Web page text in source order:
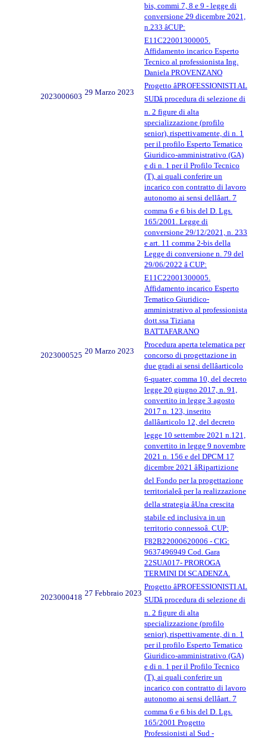
bis, commi 7, 8 e 9 - legge di
conversione 29 dicembre 2021,
n.233 âCUP:
E11C22001300005.
Affidamento incarico Esperto
Tecnico al professionista Ing.
Daniela PROVENZANO
2023000603 29 Marzo 2023
Progetto âPROFESSIONISTI AL
SUDâ procedura di selezione di
n. 2 figure di alta
specializzazione (profilo
senior), rispettivamente, di n. 1
per il profilo Esperto Tematico
Giuridico-amministrativo (GA)
e di n. 1 per il Profilo Tecnico
(T), ai quali conferire un
incarico con contratto di lavoro
autonomo ai sensi dellâart. 7
comma 6 e 6 bis del D. Lgs.
165/2001. Legge di
conversione 29/12/2021, n. 233
e art. 11 comma 2-bis della
Legge di conversione n. 79 del
29/06/2022 â CUP:
E11C22001300005.
Affidamento incarico Esperto
Tematico Giuridico-
amministrativo al professionista
dott.ssa Tiziana
BATTAFARANO
2023000525 20 Marzo 2023
Procedura aperta telematica per
concorso di progettazione in
due gradi ai sensi dellâarticolo
6-quater, comma 10, del decreto
legge 20 giugno 2017, n. 91,
convertito in legge 3 agosto
2017 n. 123, inserito
dallâarticolo 12, del decreto
legge 10 settembre 2021 n.121,
convertito in legge 9 novembre
2021 n. 156 e del DPCM 17
dicembre 2021 âRipartizione
del Fondo per la progettazione
territorialeâ per la realizzazione
della strategia âUna crescita
stabile ed inclusiva in un
territorio connessoâ. CUP:
F82B22000620006 - CIG:
9637496949 Cod. Gara
22SUA017- PROROGA
TERMINI DI SCADENZA.
2023000418 27 Febbraio 2023
Progetto âPROFESSIONISTI AL
SUDâ procedura di selezione di
n. 2 figure di alta
specializzazione (profilo
senior), rispettivamente, di n. 1
per il profilo Esperto Tematico
Giuridico-amministrativo (GA)
e di n. 1 per il Profilo Tecnico
(T), ai quali conferire un
incarico con contratto di lavoro
autonomo ai sensi dellâart. 7
comma 6 e 6 bis del D. Lgs.
165/2001 Progetto
Professionisti al Sud -